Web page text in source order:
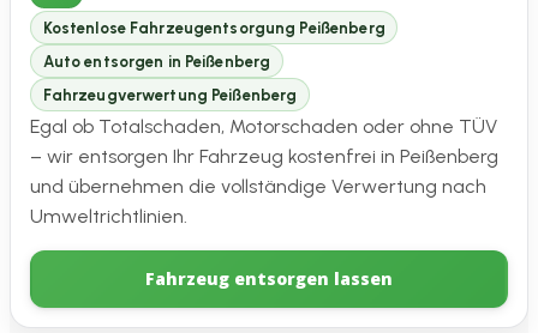
Kostenlose Fahrzeugentsorgung Peißenberg
Auto entsorgen in Peißenberg
Fahrzeugverwertung Peißenberg
Egal ob Totalschaden, Motorschaden oder ohne TÜV
– wir entsorgen Ihr Fahrzeug kostenfrei in Peißenberg
und übernehmen die vollständige Verwertung nach
Umweltrichtlinien.
Fahrzeug entsorgen lassen